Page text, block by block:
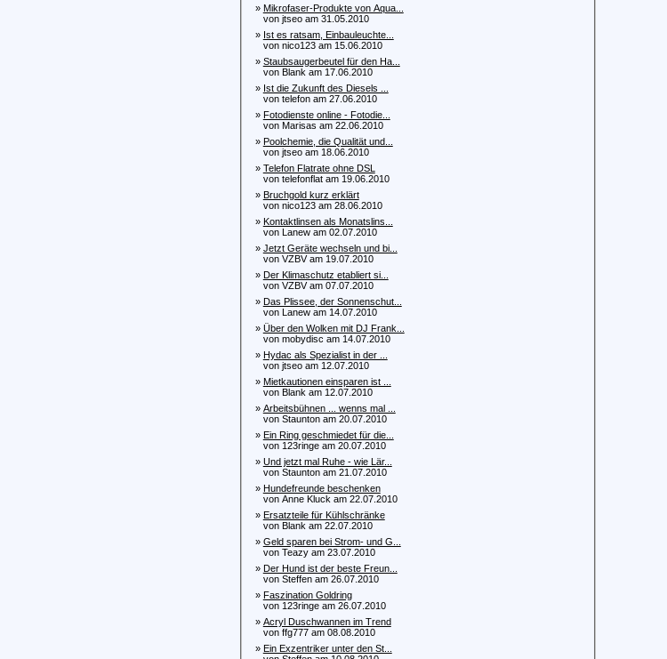
» Mikrofaser-Produkte von Aqua...
von jtseo am 31.05.2010
» Ist es ratsam, Einbauleuchte...
von nico123 am 15.06.2010
» Staubsaugerbeutel für den Ha...
von Blank am 17.06.2010
» Ist die Zukunft des Diesels ...
von telefon am 27.06.2010
» Fotodienste online - Fotodie...
von Marisas am 22.06.2010
» Poolchemie, die Qualität und...
von jtseo am 18.06.2010
» Telefon Flatrate ohne DSL
von telefonflat am 19.06.2010
» Bruchgold kurz erklärt
von nico123 am 28.06.2010
» Kontaktlinsen als Monatslins...
von Lanew am 02.07.2010
» Jetzt Geräte wechseln und bi...
von VZBV am 19.07.2010
» Der Klimaschutz etabliert si...
von VZBV am 07.07.2010
» Das Plissee, der Sonnenschut...
von Lanew am 14.07.2010
» Über den Wolken mit DJ Frank...
von mobydisc am 14.07.2010
» Hydac als Spezialist in der ...
von jtseo am 12.07.2010
» Mietkautionen einsparen ist ...
von Blank am 12.07.2010
» Arbeitsbühnen ... wenns mal ...
von Staunton am 20.07.2010
» Ein Ring geschmiedet für die...
von 123ringe am 20.07.2010
» Und jetzt mal Ruhe - wie Lär...
von Staunton am 21.07.2010
» Hundefreunde beschenken
von Anne Kluck am 22.07.2010
» Ersatzteile für Kühlschränke
von Blank am 22.07.2010
» Geld sparen bei Strom- und G...
von Teazy am 23.07.2010
» Der Hund ist der beste Freun...
von Steffen am 26.07.2010
» Faszination Goldring
von 123ringe am 26.07.2010
» Acryl Duschwannen im Trend
von ffg777 am 08.08.2010
» Ein Exzentriker unter den St...